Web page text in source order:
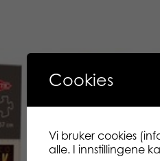
Cookies
Vi bruker cookies
alle. I innstillingene